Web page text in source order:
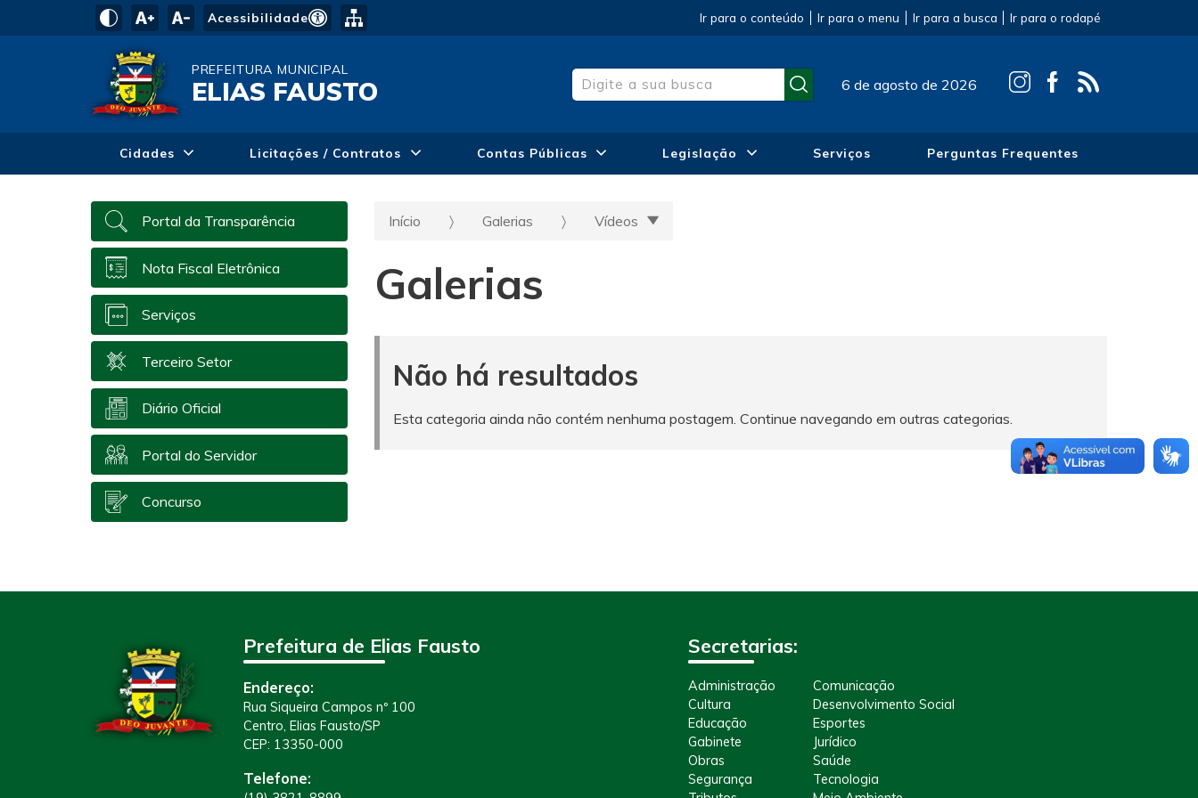
Acessibilidade Ir para o conteúdo Ir para o menu Ir para a busca Ir para o rodapé
PREFEITURA MUNICIPAL
ELIAS FAUSTO 6 de agosto de 2026
Cidades Licitações / Contratos Contas Públicas Legislação Serviços Perguntas Frequentes
Portal da Transparência
Nota Fiscal Eletrônica
Serviços
Terceiro Setor
Diário Oficial
Portal do Servidor
Concurso
Início Galerias Vídeos
Galerias
Não há resultados
Esta categoria ainda não contém nenhuma postagem. Continue navegando em outras categorias.
Prefeitura de Elias Fausto
Endereço:
Rua Siqueira Campos nº 100
Centro, Elias Fausto/SP
CEP: 13350-000
Telefone:
Secretarias:
Administração
Comunicação
Cultura
Desenvolvimento Social
Educação
Esportes
Gabinete
Jurídico
Obras
Saúde
Segurança
Tecnologia